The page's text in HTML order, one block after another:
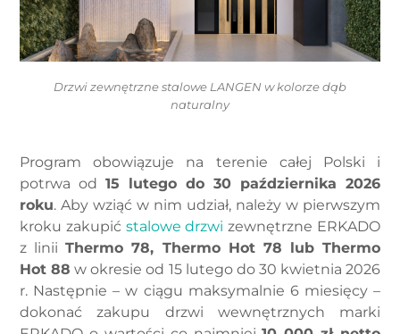
Drzwi zewnętrzne stalowe LANGEN w kolorze dąb
naturalny
Program obowiązuje na terenie całej Polski i
potrwa od 15 lutego do 30 października 2026
roku. Aby wziąć w nim udział, należy w pierwszym
kroku zakupić stalowe drzwi zewnętrzne ERKADO
z liniiThermo 78, Thermo Hot 78 lub Thermo
Hot 88 w okresie od 15 lutego do 30 kwietnia 2026
r. Następnie – w ciągu maksymalnie 6 miesięcy –
dokonać zakupu drzwi wewnętrznych marki